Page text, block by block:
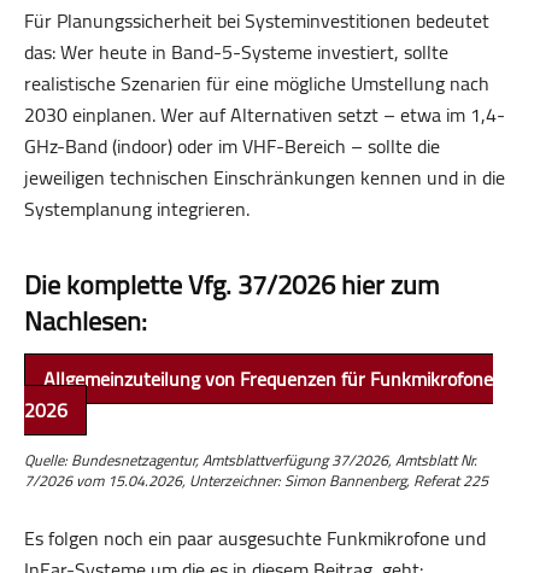
Für Planungssicherheit bei Systeminvestitionen bedeutet
das: Wer heute in Band-5-Systeme investiert, sollte
realistische Szenarien für eine mögliche Umstellung nach
2030 einplanen. Wer auf Alternativen setzt – etwa im 1,4-
GHz-Band (indoor) oder im VHF-Bereich – sollte die
jeweiligen technischen Einschränkungen kennen und in die
Systemplanung integrieren.
Die komplette Vfg. 37/2026 hier zum
Nachlesen:
Allgemeinzuteilung von Frequenzen für Funkmikrofone
2026
Quelle: Bundesnetzagentur, Amtsblattverfügung 37/2026, Amtsblatt Nr.
7/2026 vom 15.04.2026, Unterzeichner: Simon Bannenberg, Referat 225
Es folgen noch ein paar ausgesuchte Funkmikrofone und